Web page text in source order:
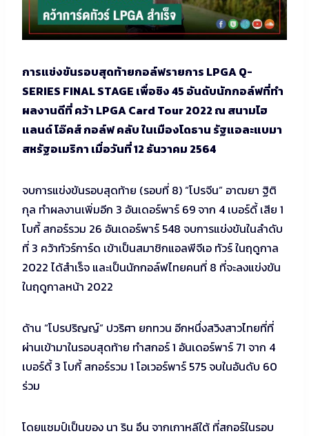
การแข่งขันรอบสุดท้ายกอล์ฟรายการ LPGA Q-
SERIES FINAL STAGE เพื่อชิง 45 อันดับนักกอล์ฟที่ทำ
ผลงานดีที่ คว้า LPGA Card Tour 2022 ณ สนามไฮ
แลนด์ โอ๊คส์ กอล์ฟ คลับ ในเมืองโดธาน รัฐแอละแบมา
สหรัฐอเมริกา เมื่อวันที่ 12 ธันวาคม 2564
จบการแข่งขันรอบสุดท้าย (รอบที่ 8) “โปรจีน” อาฒยา ฐิติ
กุล ทำผลงานเพิ่มอีก 3 อันเดอร์พาร์ 69 จาก 4 เบอร์ดี้ เสีย 1
โบกี้ สกอร์รวม 26 อันเดอร์พาร์ 548 จบการแข่งขันในลำดับ
ที่ 3 คว้าทัวร์การ์ด เข้าเป็นสมาชิกแอลพีจีเอ ทัวร์ ในฤดูกาล
2022 ได้สำเร็จ และเป็นนักกอล์ฟไทยคนที่ 8 ที่จะลงแข่งขัน
ในฤดูกาลหน้า 2022
ด้าน “โปรปริญญ์” ปวริศา ยกทวน อีกหนึ่งสวิงสาวไทยที่ที่
ผ่านเข้ามาในรอบสุดท้าย ทำสกอร์ 1 อันเดอร์พาร์ 71 จาก 4
เบอร์ดี้ 3 โบกี้ สกอร์รวม 1 โอเวอร์พาร์ 575 จบในอันดับ 60
ร่วม
โดยแชมป์เป็นของ นา ริน อึน จากเกาหลีใต้ ที่สกอร์ในรอบ